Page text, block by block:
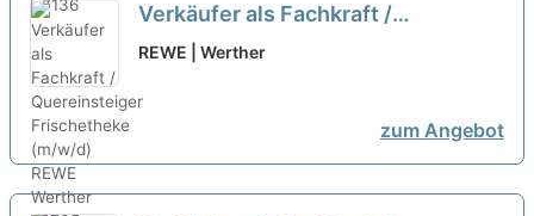
Verkäufer als Fachkraft /
Quereinsteiger Frischetheke
REWE | Werther
zum Angebot